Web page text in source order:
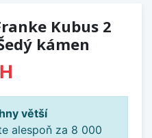
Kubus 2
kámen
větší
alespoň za 8 000